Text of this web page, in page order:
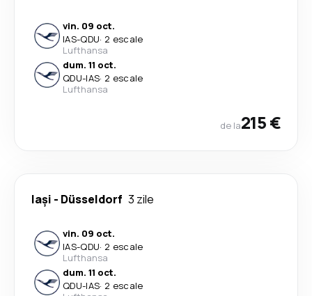
vin. 09 oct.
IAS-QDU· 2 escale
Lufthansa
dum. 11 oct.
QDU-IAS· 2 escale
Lufthansa
de la215 €
Iași - Düsseldorf 3 zile
vin. 09 oct.
IAS-QDU· 2 escale
Lufthansa
dum. 11 oct.
QDU-IAS· 2 escale